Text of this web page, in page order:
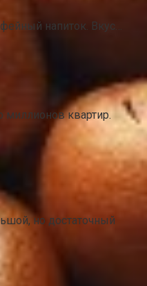
напиток. Вкус…
миллионов квартир.
но достаточный